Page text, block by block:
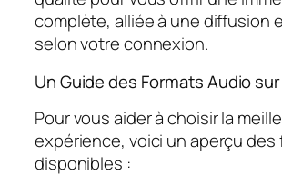
complète, alliée à une diffusion
selon votre connexion.
Un Guide des Formats Audio
Pour vous aider à choisir la
expérience, voici un aperçu des
disponibles :